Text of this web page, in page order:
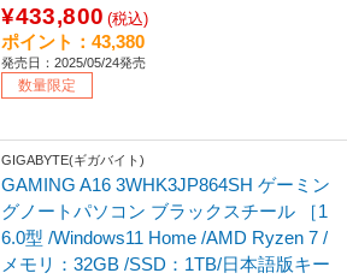
¥433,800 (税込)
ポイント：43,380
発売日：2025/05/24発売
数量限定
GIGABYTE(ギガバイト)
GAMING A16 3WHK3JP864SH ゲーミン
グノートパソコン ブラックスチール ［1
6.0型 /Windows11 Home /AMD Ryzen 7 /
メモリ：32GB /SSD：1TB/日本語版キー